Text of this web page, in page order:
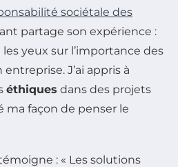
sociétale des
partage son expérience :
les yeux sur l’importance des
J’ai appris à
éthiques dans des projets
ma façon de penser le
: « Les solutions